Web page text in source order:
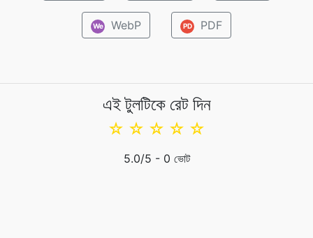
We WebP PD PDF
এই টুলটিকে রেট দিন
☆
☆
☆
☆
☆
5.0/5 - 0 ভোট